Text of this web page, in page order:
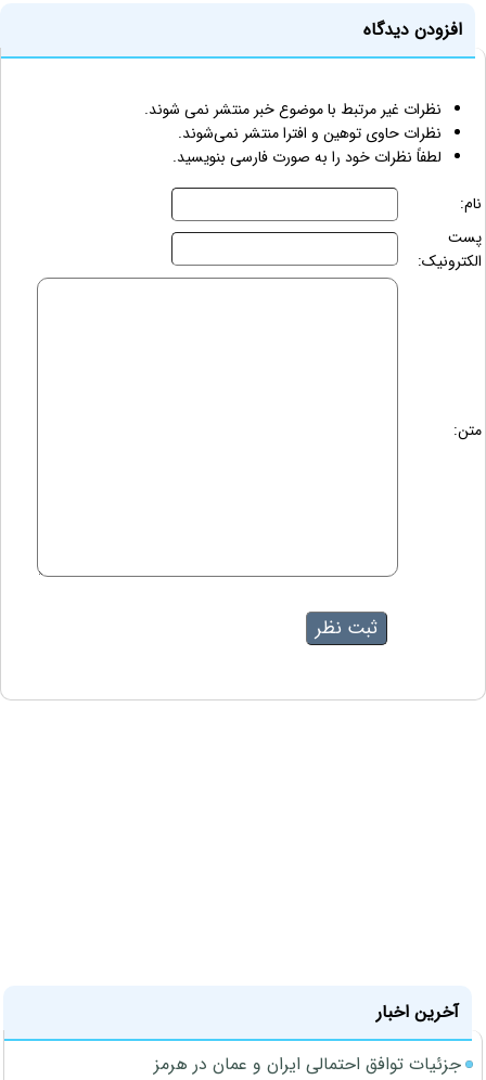
افزودن دیدگاه
نظرات غیر مرتبط با موضوع خبر منتشر نمی شوند.
نظرات حاوی توهین و افترا منتشر نمی‌شوند.
لطفاً نظرات خود را به صورت فارسی بنویسید.
نام:
پست
الکترونیک:
متن:
آخرین اخبار
جزئیات توافق احتمالی ایران و عمان در هرمز